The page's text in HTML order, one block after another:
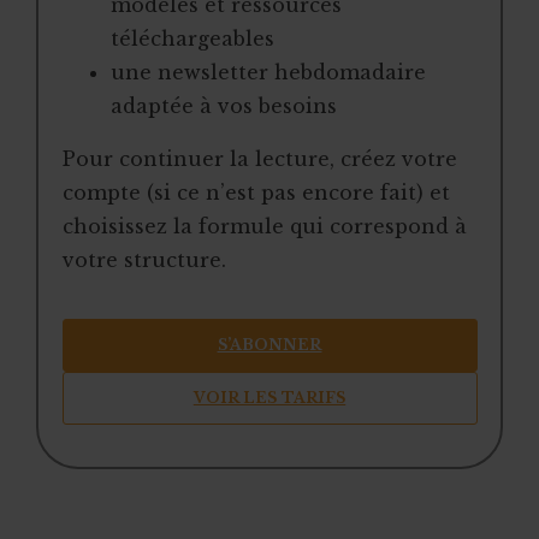
modèles et ressources
téléchargeables
une newsletter hebdomadaire
adaptée à vos besoins
Pour continuer la lecture, créez votre
compte (si ce n’est pas encore fait) et
choisissez la formule qui correspond à
votre structure.
S’ABONNER
VOIR LES TARIFS